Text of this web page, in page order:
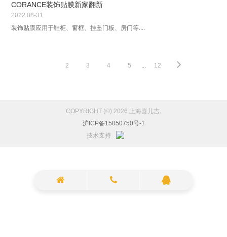
CORANCE装饰贴膜新家翻新
2022 08-31
装饰贴膜应用于鞋柜、窗框、挂坠门板、房门等....
2 3 4 5 ... 12
COPYRIGHT (©) 2026 上海喜儿吉.
沪ICP备15050750号-1
技术支持